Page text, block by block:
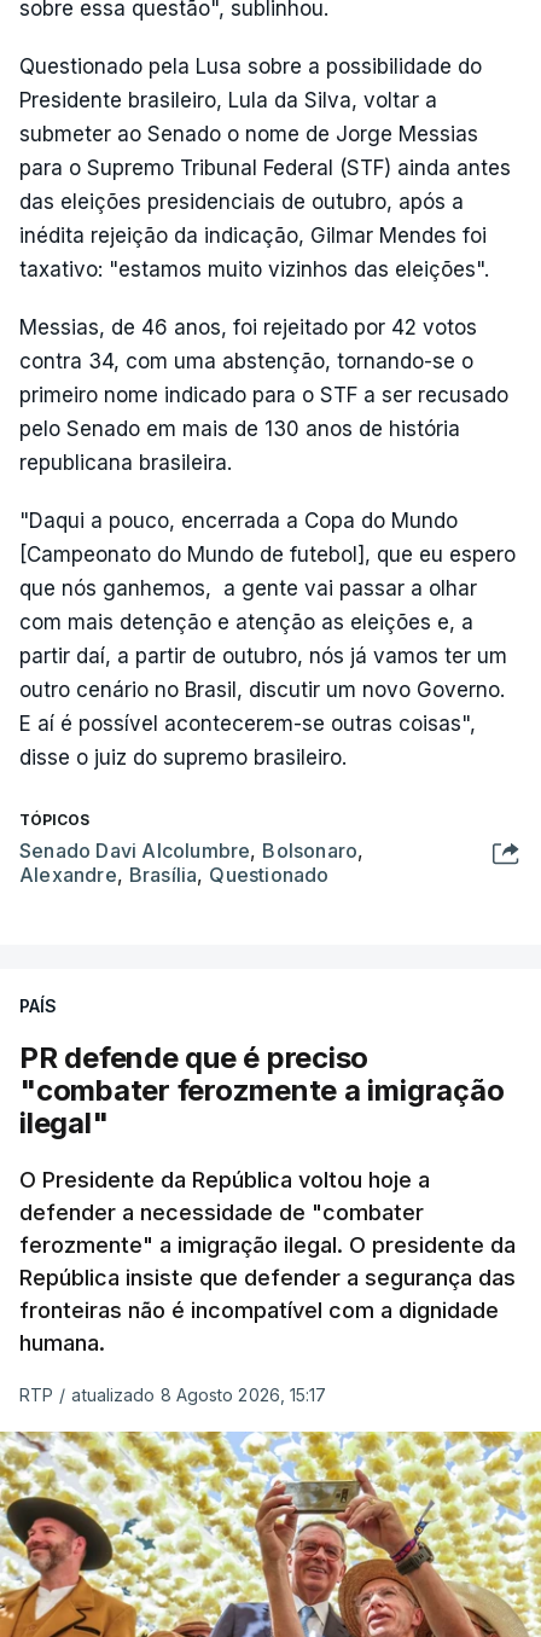
sobre essa questão", sublinhou.
Questionado pela Lusa sobre a possibilidade do
Presidente brasileiro, Lula da Silva, voltar a
submeter ao Senado o nome de Jorge Messias
para o Supremo Tribunal Federal (STF) ainda antes
das eleições presidenciais de outubro, após a
inédita rejeição da indicação, Gilmar Mendes foi
taxativo: "estamos muito vizinhos das eleições".
Messias, de 46 anos, foi rejeitado por 42 votos
contra 34, com uma abstenção, tornando-se o
primeiro nome indicado para o STF a ser recusado
pelo Senado em mais de 130 anos de história
republicana brasileira.
"Daqui a pouco, encerrada a Copa do Mundo
[Campeonato do Mundo de futebol], que eu espero
que nós ganhemos, a gente vai passar a olhar
com mais detenção e atenção as eleições e, a
partir daí, a partir de outubro, nós já vamos ter um
outro cenário no Brasil, discutir um novo Governo.
E aí é possível acontecerem-se outras coisas",
disse o juiz do supremo brasileiro.
TÓPICOS
Senado Davi Alcolumbre, Bolsonaro,
Alexandre, Brasília, Questionado
PAÍS
PR defende que é preciso
"combater ferozmente a imigração
ilegal"
O Presidente da República voltou hoje a
defender a necessidade de "combater
ferozmente" a imigração ilegal. O presidente da
República insiste que defender a segurança das
fronteiras não é incompatível com a dignidade
humana.
RTP / atualizado 8 Agosto 2026, 15:17